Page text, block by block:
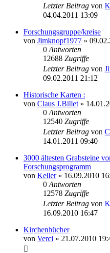
Letzter Beitrag von
04.04.2011 13:09
Forschungsgruppe/kreise
von Jimknopf1977 »
0 Antworten
12688 Zugriffe
Letzter Beitrag von
09.02.2011 21:12
Historische Karten :
von Claus J.Billet »
0 Antworten
12540 Zugriffe
Letzter Beitrag von
14.01.2011 09:40
3000 ältesten Grabsteine
Forschungsprogramm
von Keller» 16.09.2010
0 Antworten
12578 Zugriffe
Letzter Beitrag von
16.09.2010 16:47
Kirchenbücher
von Verci » 21.07.2010